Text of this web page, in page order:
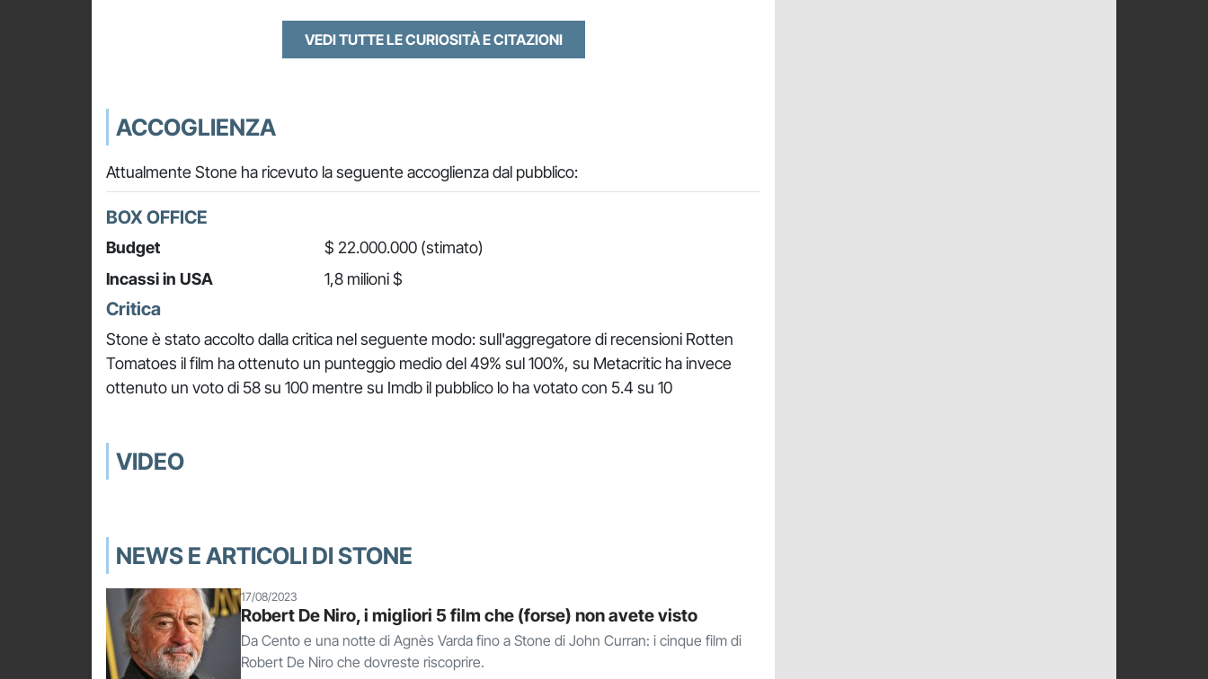
VEDI TUTTE LE CURIOSITÀ E CITAZIONI
ACCOGLIENZA
Attualmente Stone ha ricevuto la seguente accoglienza dal pubblico:
BOX OFFICE
Budget
$ 22.000.000 (stimato)
Incassi in USA
1,8 milioni $
Critica
Stone è stato accolto dalla critica nel seguente modo: sull'aggregatore di recensioni Rotten
Tomatoes il film ha ottenuto un punteggio medio del 49% sul 100%, su Metacritic ha invece
ottenuto un voto di 58 su 100 mentre su Imdb il pubblico lo ha votato con 5.4 su 10
VIDEO
NEWS E ARTICOLI DI STONE
17/08/2023
Robert De Niro, i migliori 5 film che (forse) non avete visto
Da Cento e una notte di Agnès Varda fino a Stone di John Curran: i cinque film di
Robert De Niro che dovreste riscoprire.